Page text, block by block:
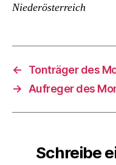
Niederösterreich
←
Tonträger des
→
Aufreger des
Schreibe